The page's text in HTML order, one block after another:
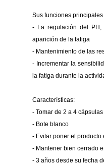
Sus funciones principales
- La regulación del
aparición de la fatiga
- Mantenimiento de las
- Incrementar la
la fatiga durante la
Características:
- Tomar de 2 a 4
- Bote blanco
- Evitar poner el producto
- Mantener bien cerrado
- 3 años desde su fecha